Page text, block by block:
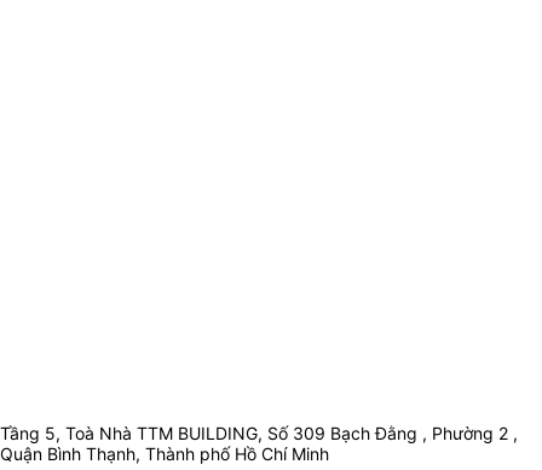
Tầng 5, Toà Nhà TTM BUILDING, Số 309 Bạch Đằng , Phường 2 ,
Quận Bình Thạnh, Thành phố Hồ Chí Minh